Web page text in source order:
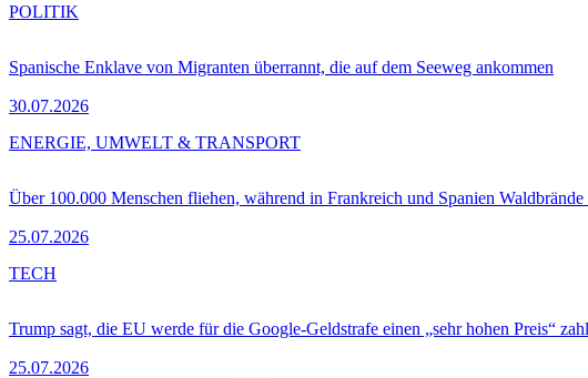
Spanische Enklave von Migranten überrannt, die auf dem Seeweg ankommen
30.07.2026
POLITIK
Über 100.000 Menschen fliehen, während in Frankreich und Spanien Waldbrände
25.07.2026
ENERGIE, UMWELT & TRANSPORT
Trump sagt, die EU werde für die Google-Geldstrafe einen „sehr hohen Preis“
25.07.2026
TECH